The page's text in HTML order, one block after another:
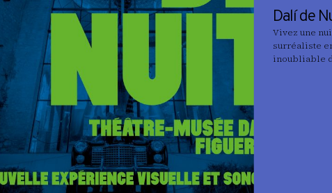
Dalí de
Vivez une
surréaliste
inoubliable